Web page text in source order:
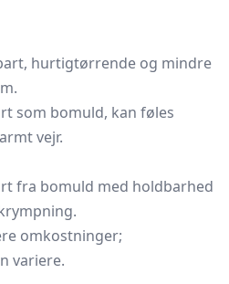
hurtigtørrende og mindre
som bomuld, kan føles
vejr.
fra bomuld med holdbarhed
omkostninger;
variere.